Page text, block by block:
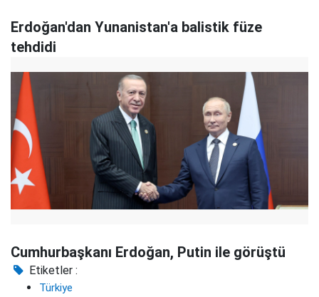
Erdoğan'dan Yunanistan'a balistik füze
tehdidi
Cumhurbaşkanı Erdoğan, Putin ile görüştü
Etiketler :
Türkiye